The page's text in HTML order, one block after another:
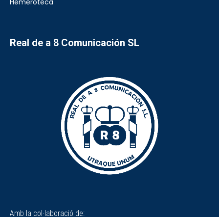
Real de a 8 Comunicación SL
Amb la col·laboració de: